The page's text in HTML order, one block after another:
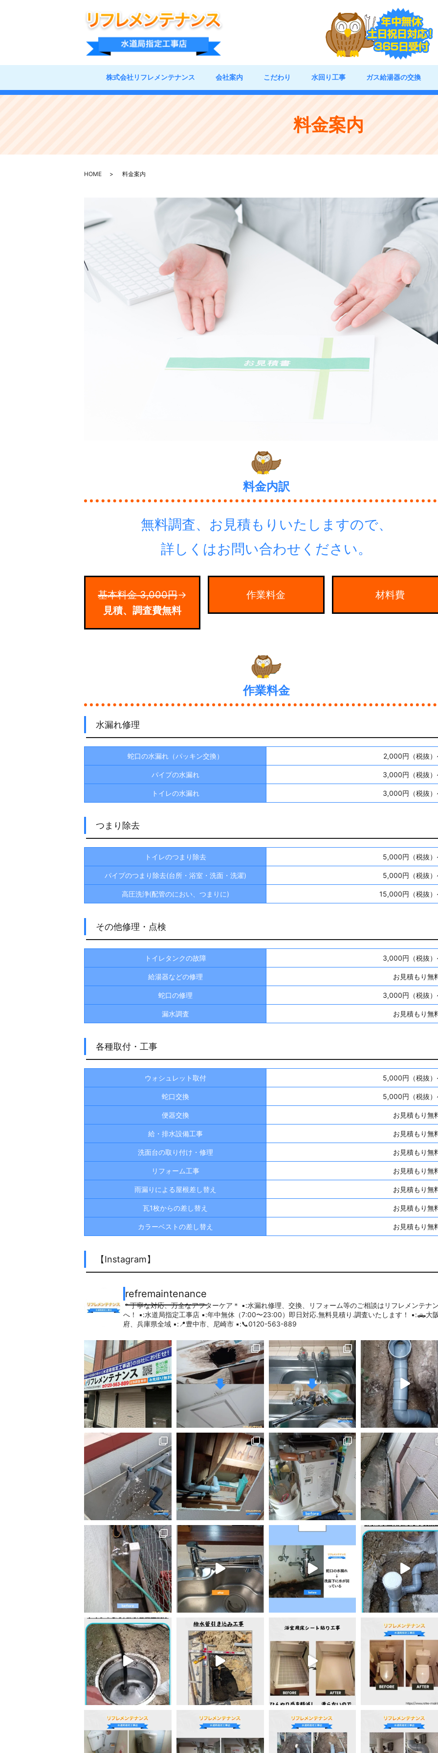
株式会社リフレメンテナンス 会社案内 こだわり 水回り工事 ガス給湯器の交換
料金案内
HOME 料金案内
料金内訳
無料調査、お見積もりいたしますので、
詳しくはお問い合わせください。
基本料金3,000円→
見積、調査費無料
作業料金 材料費
作業料金
水漏れ修理
蛇口の水漏れ（パッキン交換） 2,000円（税抜）
パイプの水漏れ 3,000円（税抜）
トイレの水漏れ 3,000円（税抜）
つまり除去
トイレのつまり除去 5,000円（税抜）
パイプのつまり除去(台所・浴室・洗面・洗濯) 5,000円（税抜）
高圧洗浄(配管のにおい、つまりに) 15,000円（税抜）
その他修理・点検
トイレタンクの故障 3,000円（税抜）
給湯器などの修理 お見積もり無
蛇口の修理 3,000円（税抜）
漏水調査 お見積もり無
各種取付・工事
ウォシュレット取付 5,000円（税抜）
蛇口交換 5,000円（税抜）
便器交換 お見積もり無
給・排水設備工事 お見積もり無
洗面台の取り付け・修理 お見積もり無
リフォーム工事 お見積もり無
雨漏りによる屋根差し替え お見積もり無
瓦1枚からの差し替え お見積もり無
カラーベストの差し替え お見積もり無
【Instagram】
refremaintenance
＊丁寧な対応、万全なアフターケア＊ ▪︎:水漏れ修理、交換、リフォーム等のご相談はリフレメンテナ
へ！
▪︎:水道局指定工事店 ▪︎:年中無休（7:00〜23:00）即日対応.無料見積り.調査いたします！
▪︎:🛻大阪
府、兵庫県全域 ▪︎:📍豊中市、尼崎市 ▪︎:📞0120-563-889